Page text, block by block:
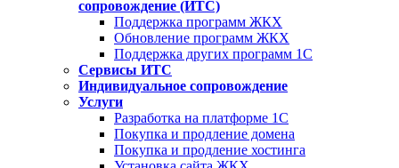
сопровождение (ИТС)
Поддержка программ ЖКХ
Обновление программ ЖКХ
Поддержка других программ 1С
Сервисы ИТС
Индивидуальное сопровождение
Услуги
Разработка на платформе 1С
Покупка и продление домена
Покупка и продление хостинга